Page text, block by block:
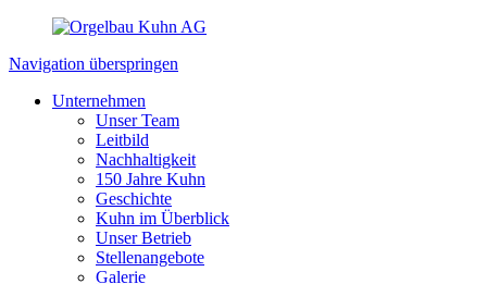
Navigation überspringen
Unternehmen
Unser Team
Leitbild
Nachhaltigkeit
150 Jahre Kuhn
Geschichte
Kuhn im Überblick
Unser Betrieb
Stellenangebote
Galerie